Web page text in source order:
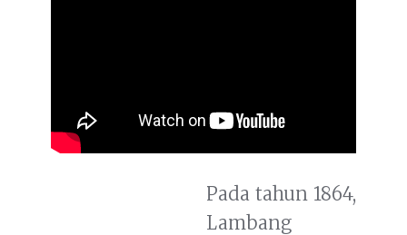
Pada tahun 1864,
Lambang